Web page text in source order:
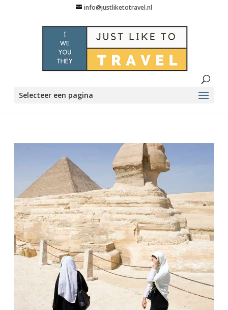
info@justliketotravel.nl
Selecteer een pagina